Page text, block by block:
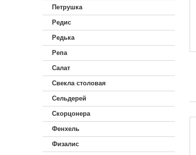
Петрушка
Редис
Редька
Репа
Салат
Свекла столовая
Сельдерей
Скорцонера
Фенхель
Физалис